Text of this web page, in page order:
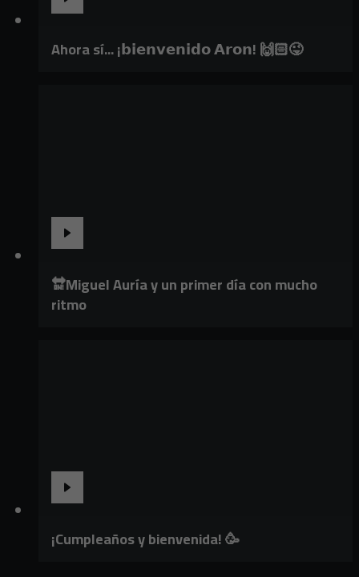
Ahora sí... ¡𝗯𝗶𝗲𝗻𝘃𝗲𝗻𝗶𝗱𝗼 𝗔𝗿𝗼𝗻! 🙌🏻😜
🔛Miguel Auría y un primer día con mucho
ritmo
¡Cumpleaños y bienvenida! 🥳